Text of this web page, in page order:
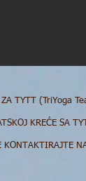
TYTT (TriYoga
KREĆE SA
KONTAKTIRAJTE